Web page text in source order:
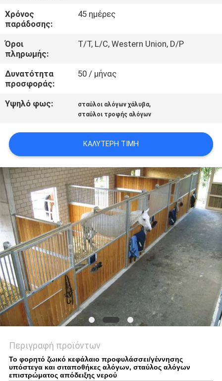
ΖΗΤΉΣΤΕ
ΈΝΑ
ΑΠΌΣΠΑΣΜΑ
SITEMAP
ΠΟΛΙΤΙΚΉ
ΜΥΣΤΙΚΌΤΗΤΑΣ
Χρόνος
παράδοσης:
45 ημέρες
Όροι
πληρωμής:
T/T, L/C, Western Union, D/P
Δυνατότητα
προσφοράς:
50 / μήνας
Υψηλό φως: σταύλοι αλόγων χάλυβα,
σταύλοι τροφής αλόγων
ΚΑΛΎΤΕΡΗ ΤΙΜΉ
Περιγραφή προϊόντων
Το φορητό ζωικό κεφάλαιο προφυλάσσει/γέννησης
υπόστεγα και σιταποθήκες αλόγων, σταύλος αλόγων
επιστρώματος απόδειξης νερού